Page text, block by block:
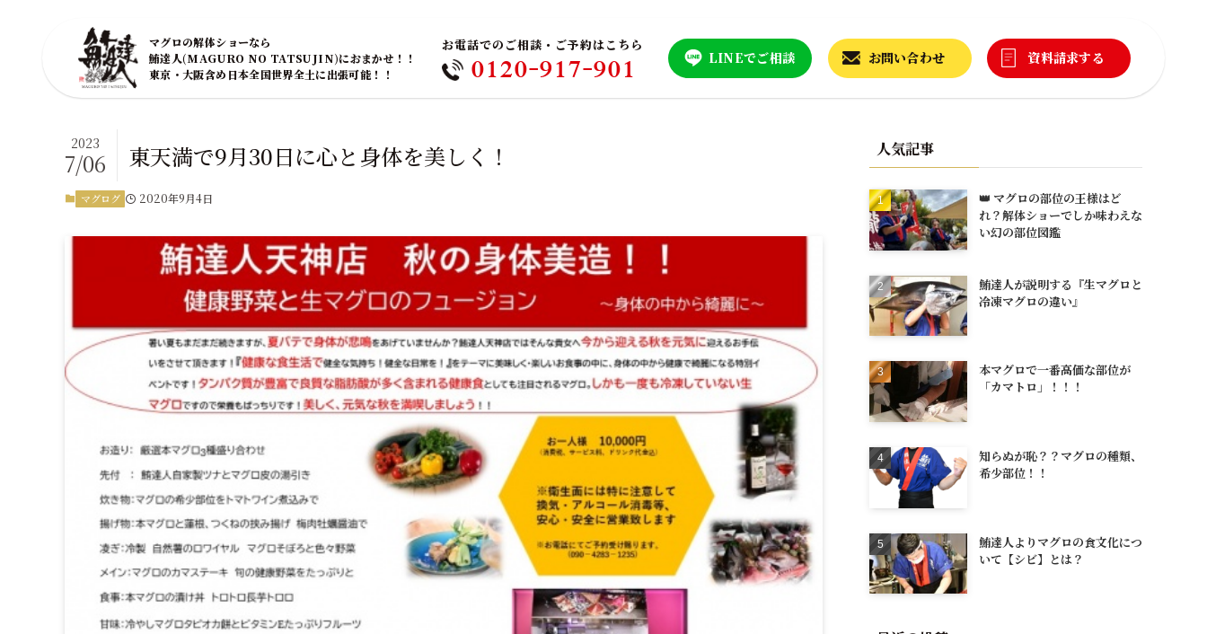
マグロの解体ショーなら
鮪達人(MAGURO NO TATSUJIN)におまかせ！！
東京・大阪含め日本全国世界全土に出張可能！！
お電話でのご相談・ご予約はこちら
0120-917-901 LINEでご相談 お問い合わせ 資料請求する
東天満で9月30日に心と身体を美しく！
2023
7/06
マグログ 2020年9月4日
人気記事
👑 マグロの部位の王様はど
れ？解体ショーでしか味わえな
い幻の部位図鑑
鮪達人が説明する『生マグロと
冷凍マグロの違い』
本マグロで一番高価な部位が
「カマトロ」！！！
知らぬが恥？？マグロの種類、
希少部位！！
鮪達人よりマグロの食文化につ
いて【シビ】とは？